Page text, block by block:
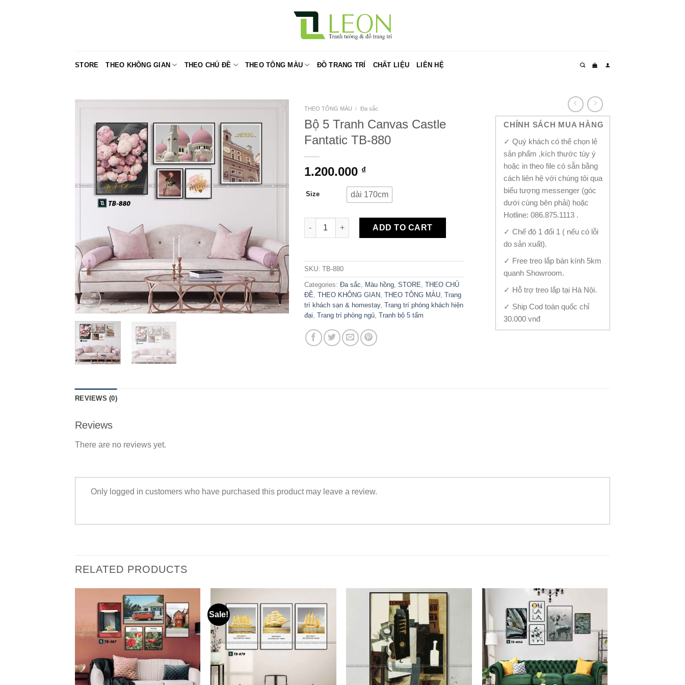
STORE THEO KHÔNG GIAN THEO CHỦ ĐỀ THEO TÔNG MÀU ĐỒ TRANG TRÍ CHẤT LIỆU LIÊN HỆ
THEO TÔNG MÀU / Đa sắc
Bộ 5 Tranh Canvas Castle
Fantatic TB-880
1.200.000 ₫
Size dài 170cm
Bộ 5 Tranh Canvas Castle Fantatic TB-880 quantity
ADD TO CART
SKU: TB-880
Categories: Đa sắc Màu hồng STORE THEO CHỦ
ĐỀ THEO KHÔNG GIAN THEO TÔNG MÀU Trang
trí khách sạn & homestay, Trang trí phòng khách hiện
đại Trang trí phòng ngủ Tranh bộ 5 tấm
CHÍNH SÁCH MUA HÀNG
✓ Quý khách có thể chọn lẻ
sản phẩm ,kích thước tùy ý
hoặc in theo file có sẵn bằng
cách liên hệ với chúng tôi qua
biểu tượng messenger (góc
dưới cùng bên phải) hoặc
Hotline: 086.875.1113 .
✓ Chế độ 1 đổi 1 ( nếu có lỗi
do sản xuất).
✓ Free treo lắp bán kính 5km
quanh Showroom.
✓ Hỗ trợ treo lắp tại Hà Nội.
✓ Ship Cod toàn quốc chỉ
30.000 vnđ
REVIEWS (0)
Reviews
There are no reviews yet.
Only logged in customers who have purchased this product may leave a review.
RELATED PRODUCTS
Sale!